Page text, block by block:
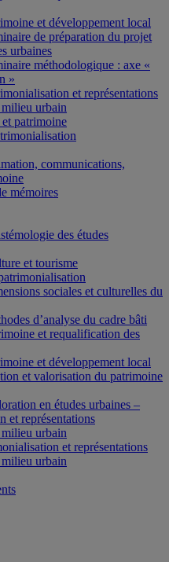
et développement local
de préparation du projet
urbaines
méthodologique : axe «
»
et représentations
urbain
patrimoine
communications,
mémoires
des études
et tourisme
sociales et culturelles du
d’analyse du cadre bâti
et requalification des
et développement local
et valorisation du patrimoine
en études urbaines –
et représentations
urbain
et représentations
urbain